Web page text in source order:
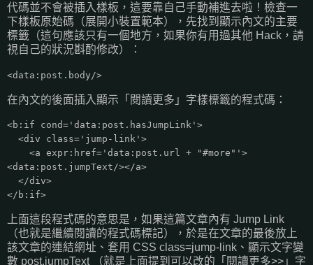
代碼並不會被插入樣板，這要靠自己手動補進去啦！檢查一
下樣板原始碼（展開小裝置範本），先找到顯示內文的主要
標籤（這句應該只有一個地方，如果你有用過其他 Hack，請
視自己的狀況斟酌修改）：
<data:post.body/>
在內文的後面插入顯示「閱讀更多」字樣標籤的程式碼：
<b:if cond='data:post.hasJumpLink'>
<div class='jump-link'>
<a expr:href='data:post.url + "#more"'>
<data:post.jumpText/></a>
</div>
</b:if>
上面這段程式碼的意思是，如果這篇文章內有 Jump Link
（也就是繼續閱讀的程式碼標記），於是在文章的最後放上
該文章的連結網址、套用 CSS class=jump-link、顯示文字變
數 post.jumpText （就是上面提到可以改的「閱讀更多>>」字